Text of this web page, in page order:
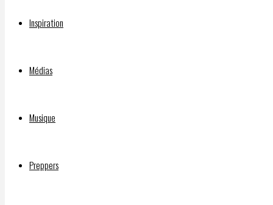
Inspiration
Médias
Musique
Preppers